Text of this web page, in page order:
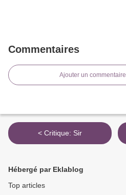
Commentaires
Ajouter un commentaire
< Critique: Sir
Hébergé par Eklablog
Top articles